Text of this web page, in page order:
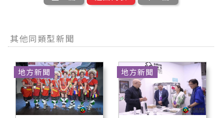
其他同類型新聞
地方新聞 地方新聞